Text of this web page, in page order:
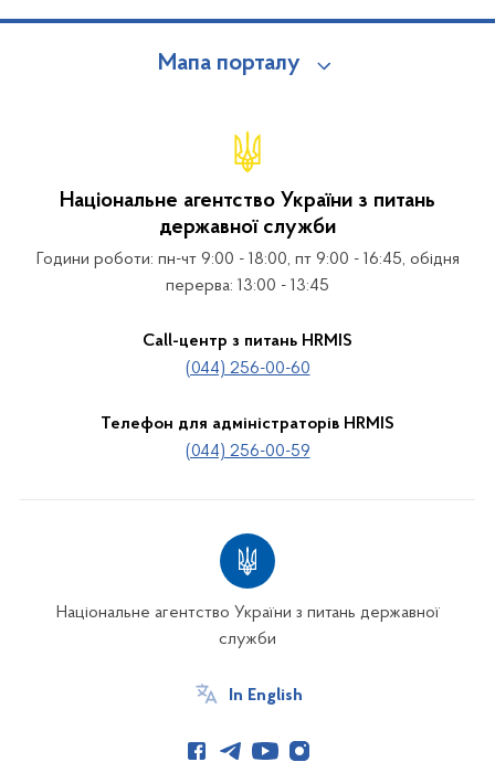
Мапа порталу
Національне агентство України з питань
державної служби
Години роботи: пн-чт 9:00 - 18:00, пт 9:00 - 16:45, обідня
перерва: 13:00 - 13:45
Call-центр з питань HRMIS
(044) 256-00-60
Телефон для адміністраторів HRMIS
(044) 256-00-59
Національне агентство України з питань державної
служби
In English